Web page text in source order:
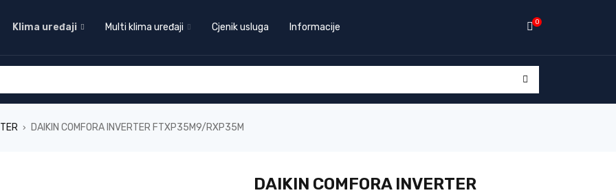
Klima uređaji Multi klima uređaji Cjenik usluga Informacije 0
› DAIKIN COMFORA INVERTER FTXP35M9/RXP35M
DAIKIN COMFORA INVERTER